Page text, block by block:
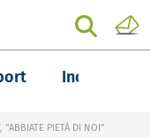
Inchieste
"ABBIATE PIETÀ DI NOI"